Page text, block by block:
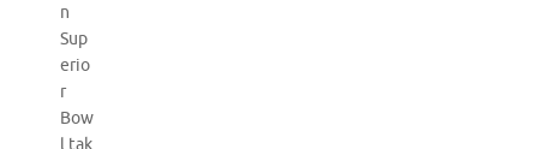
n
Sup
erio
r
Bow
l tak